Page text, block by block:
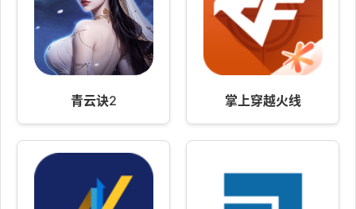
青云诀2 掌上穿越火线